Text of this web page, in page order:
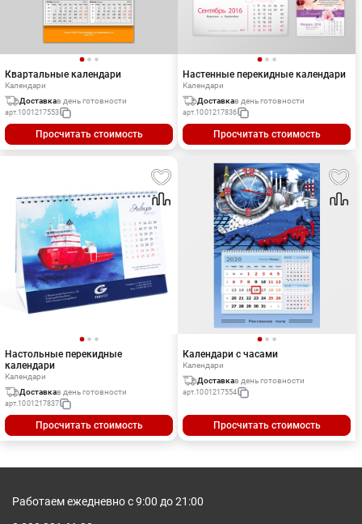
Квартальные календари
Календари
Доставкав день готовности
арт.1001217553
Просчитать стоимость
Настенные перекидные календари
Календари
Доставкав день готовности
арт.1001217836
Просчитать стоимость
Настольные перекидные
календари
Календари
Доставкав день готовности
арт.1001217837
Просчитать стоимость
Календари с часами
Календари
Доставкав день готовности
арт.1001217554
Просчитать стоимость
Работаем ежедневно с 9:00 до 21:00